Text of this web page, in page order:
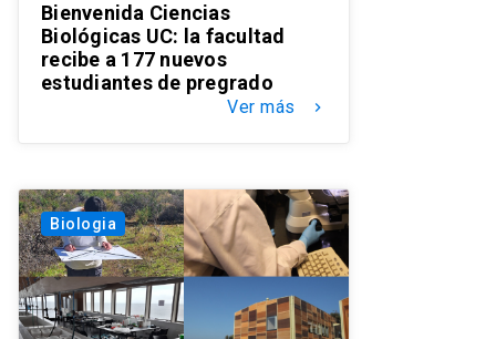
Bienvenida Ciencias
Biológicas UC: la facultad
recibe a 177 nuevos
estudiantes de pregrado
Ver más keyboard_arrow_right
Biologia